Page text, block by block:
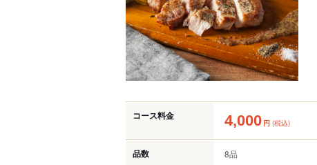
コース料金 4,000 円 (税込)
品数 8品